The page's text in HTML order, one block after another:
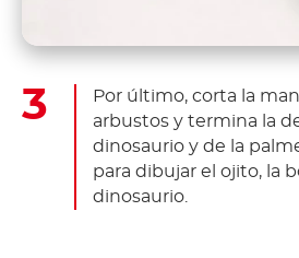
Por último, corta la
arbustos y termina la
dinosaurio y de la
para dibujar el ojito, la
dinosaurio.